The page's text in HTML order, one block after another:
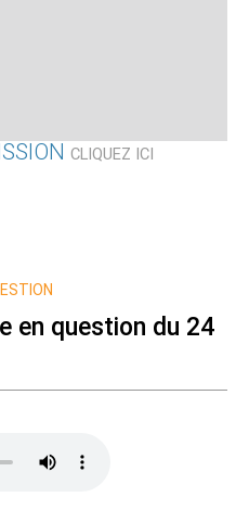
CLIQUEZ ICI
ici
en question du 24